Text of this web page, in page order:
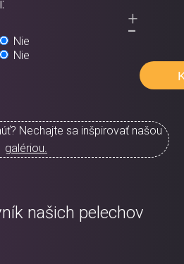
Nie
Nie
-
+
Nechajte sa inšpirovať našou
galériou.
našich pelechov